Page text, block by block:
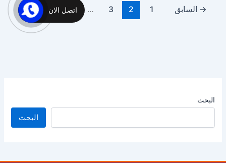
→ السابق 1
2
3
…
17 التالي ←
البحث
البحث
اتصل الان